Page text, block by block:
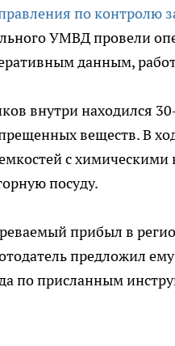
по контролю
УМВД провели
данным,
внутри находился
веществ. В
с
посуду.
прибыл в
предложил
по присланным